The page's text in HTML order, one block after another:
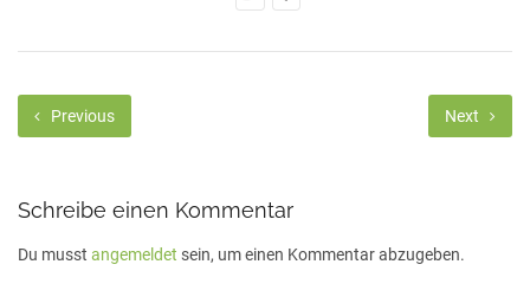
Previous Next
Schreibe einen Kommentar
Du musst angemeldet sein, um einen Kommentar abzugeben.